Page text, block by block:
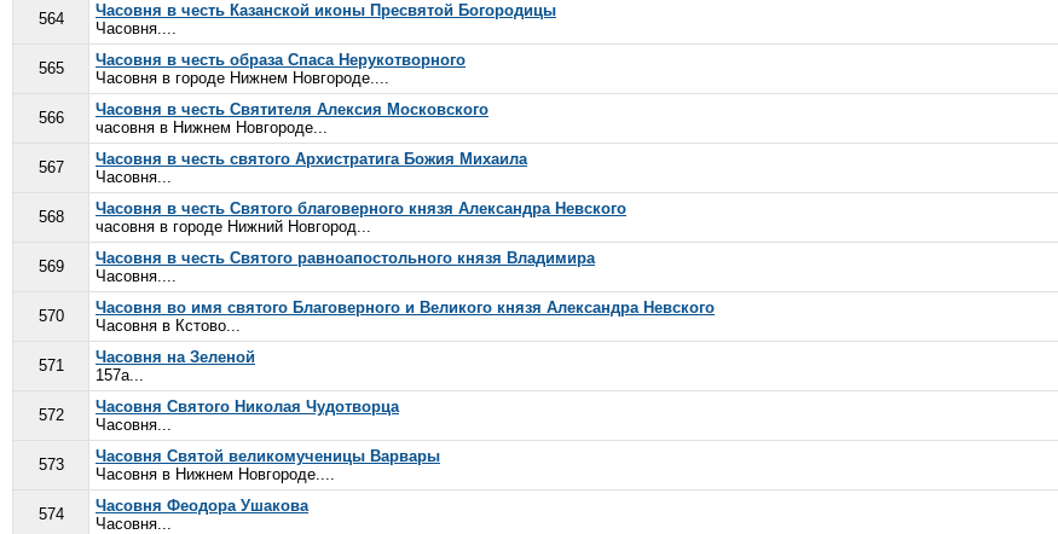
564
Часовня в честь Казанской иконы Пресвятой Богородицы
Часовня....
565
Часовня в честь образа Спаса Нерукотворного
Часовня в городе Нижнем Новгороде....
566
Часовня в честь Святителя Алексия Московского
часовня в Нижнем Новгороде...
567
Часовня в честь святого Архистратига Божия Михаила
Часовня...
568
Часовня в честь Святого благоверного князя Александра Невского
часовня в городе Нижний Новгород...
569
Часовня в честь Святого равноапостольного князя Владимира
Часовня....
570
Часовня во имя святого Благоверного и Великого князя Александра Невского
Часовня в Кстово...
571
Часовня на Зеленой
157а...
572
Часовня Святого Николая Чудотворца
Часовня...
573
Часовня Святой великомученицы Варвары
Часовня в Нижнем Новгороде....
574
Часовня Феодора Ушакова
Часовня...